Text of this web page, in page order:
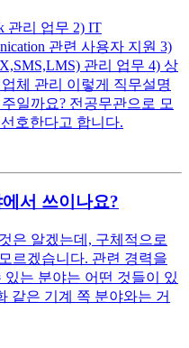
관리 업무 2) IT
관련 사용자 지원 3)
관리 업무 4) 상
체 관리 이렇게 직무설명
일까요? 전공무관으로 모
호한다고 합니다.
서 쓰이나요?
은 알겠는데, 구체적으로
르겠습니다. 관련 경력을
는 분야는 어떤 것들이 있
같은 기계 쪽 분야와는 거